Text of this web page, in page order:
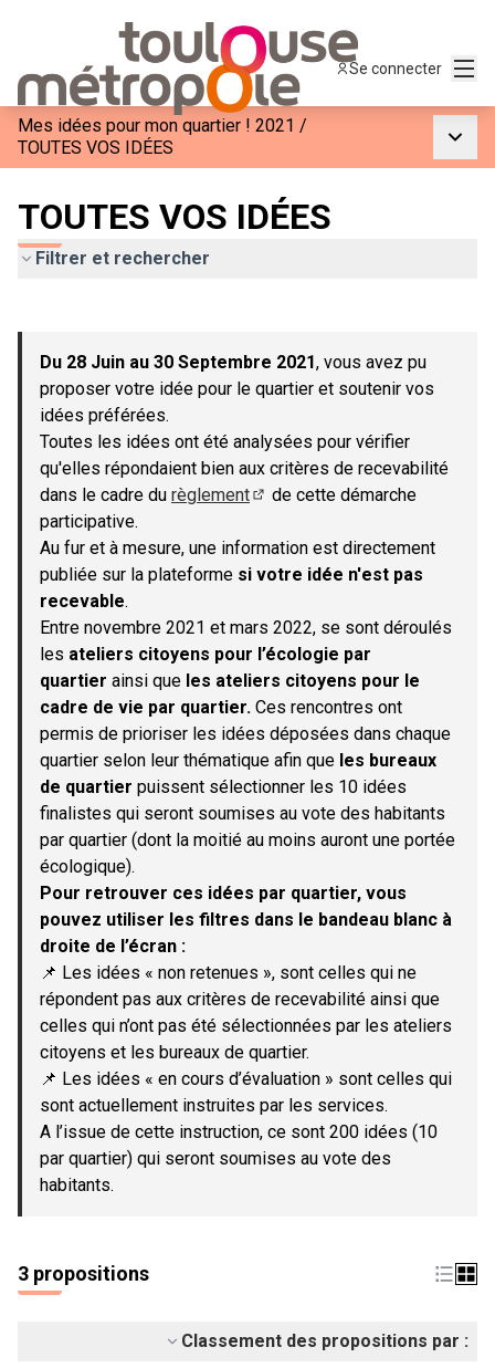
Se connecter
Mes idées pour mon quartier ! 2021 /
TOUTES VOS IDÉES
TOUTES VOS IDÉES
Filtrer et rechercher
−
Du 28 Juin au 30 Septembre 2021, vous avez pu
proposer votre idée pour le quartier et soutenir vos
idées préférées.
Toutes les idées ont été analysées pour vérifier
qu'elles répondaient bien aux critères de recevabilité
dans le cadre du règlement
de cette démarche
participative.
Au fur et à mesure, une information est directement
publiée sur la plateforme si votre idée n'est pas
recevable.
Entre novembre 2021 et mars 2022, se sont déroulés
les ateliers citoyens pour l’écologie par
quartier ainsi que les ateliers citoyens pour le
cadre de vie par quartier. Ces rencontres ont
permis de prioriser les idées déposées dans chaque
quartier selon leur thématique afin que les bureaux
de quartier puissent sélectionner les 10 idées
finalistes qui seront soumises au vote des habitants
par quartier (dont la moitié au moins auront une portée
écologique).
Pour retrouver ces idées par quartier, vous
pouvez utiliser les filtres dans le bandeau blanc à
droite de l’écran :
📌 Les idées « non retenues », sont celles qui ne
répondent pas aux critères de recevabilité ainsi que
celles qui n’ont pas été sélectionnées par les ateliers
citoyens et les bureaux de quartier.
📌 Les idées « en cours d’évaluation » sont celles qui
sont actuellement instruites par les services.
A l’issue de cette instruction, ce sont 200 idées (10
par quartier) qui seront soumises au vote des
habitants.
3 propositions
Classement des propositions par :